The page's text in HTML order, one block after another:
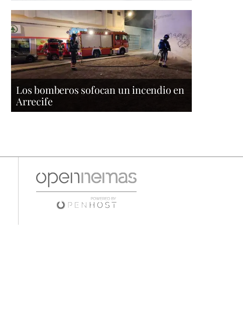
Los bomberos sofocan un incendio en
Arrecife